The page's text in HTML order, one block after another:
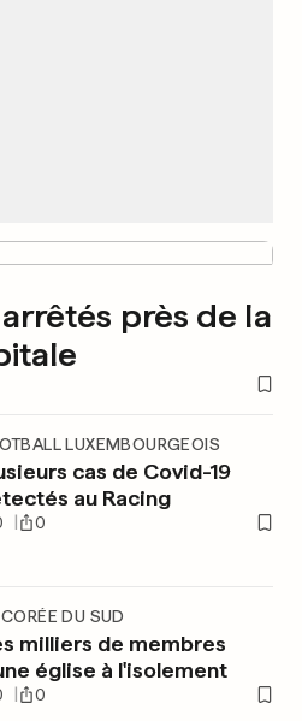
près de la
LUXEMBOURGEOIS
cas de Covid-19
au Racing
0
DU SUD
milliers de membres
église à l'isolement
0